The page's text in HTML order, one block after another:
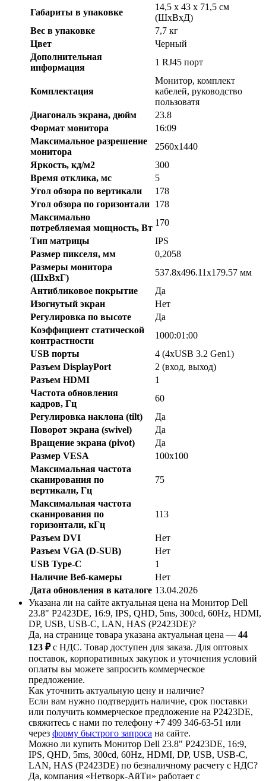
Габариты в упаковке
14,5 x 43 x 71,5 см
(ШхВхД)
Вес в упаковке
7,7 кг
Цвет
Черный
Дополнительная
информация
1 RJ45 порт
Комплектация
Монитор, комплект
кабелей, руководство
пользоватя
Диагональ экрана, дюйм
23.8
Формат монитора
16:09
Максимальное разрешение
монитора
2560x1440
Яркость, кд/м2
300
Время отклика, мс
5
Угол обзора по вертикали
178
Угол обзора по горизонтали 178
Максимально
потребляемая мощность, Вт
170
Тип матрицы
IPS
Размер пикселя, мм
0,2058
Размеры монитора
(ШxВхГ)
537.8x496.11x179.57 мм
Антибликовое покрытие
Да
Изогнутый экран
Нет
Регулировка по высоте
Да
Коэффициент статической
контрастности
1000:01:00
USB порты
4 (4хUSB 3.2 Gen1)
Разъем DisplayPort
2 (вход, выход)
Разъем HDMI
1
Частота обновления
кадров, Гц
60
Регулировка наклона (tilt)
Да
Поворот экрана (swivel)
Да
Вращение экрана (pivot)
Да
Размер VESA
100x100
Максимальная частота
сканирования по
вертикали, Гц
75
Максимальная частота
сканирования по
горизонтали, кГц
113
Разъем DVI
Нет
Разъем VGA (D-SUB)
Нет
USB Type-C
1
Наличие Веб-камеры
Нет
Дата обновления в каталоге 13.04.2026
Указана ли на сайте актуальная цена на Монитор Dell
23.8" P2423DE, 16:9, IPS, QHD, 5ms, 300cd, 60Hz, HDMI,
DP, USB, USB-C, LAN, HAS (P2423DE)?
Да, на странице товара указана актуальная цена — 44
123 ₽с НДС. Товар доступен для заказа. Для оптовых
поставок, корпоративных закупок и уточнения условий
оплаты вы можете запросить коммерческое
предложение.
Как уточнить актуальную цену и наличие?
Если вам нужно подтвердить наличие, срок поставки
или получить коммерческое предложение на P2423DE,
свяжитесь с нами по телефону +7 499 346-63-51 или
через форму быстрого запроса на сайте.
Можно ли купить Монитор Dell 23.8" P2423DE, 16:9,
IPS, QHD, 5ms, 300cd, 60Hz, HDMI, DP, USB, USB-C,
LAN, HAS (P2423DE) по безналичному расчету с НДС?
Да, компания «Нетворк-АйТи» работает с